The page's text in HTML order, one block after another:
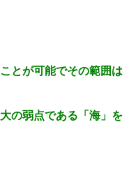
とが可能でその範囲は
の弱点である「海」を